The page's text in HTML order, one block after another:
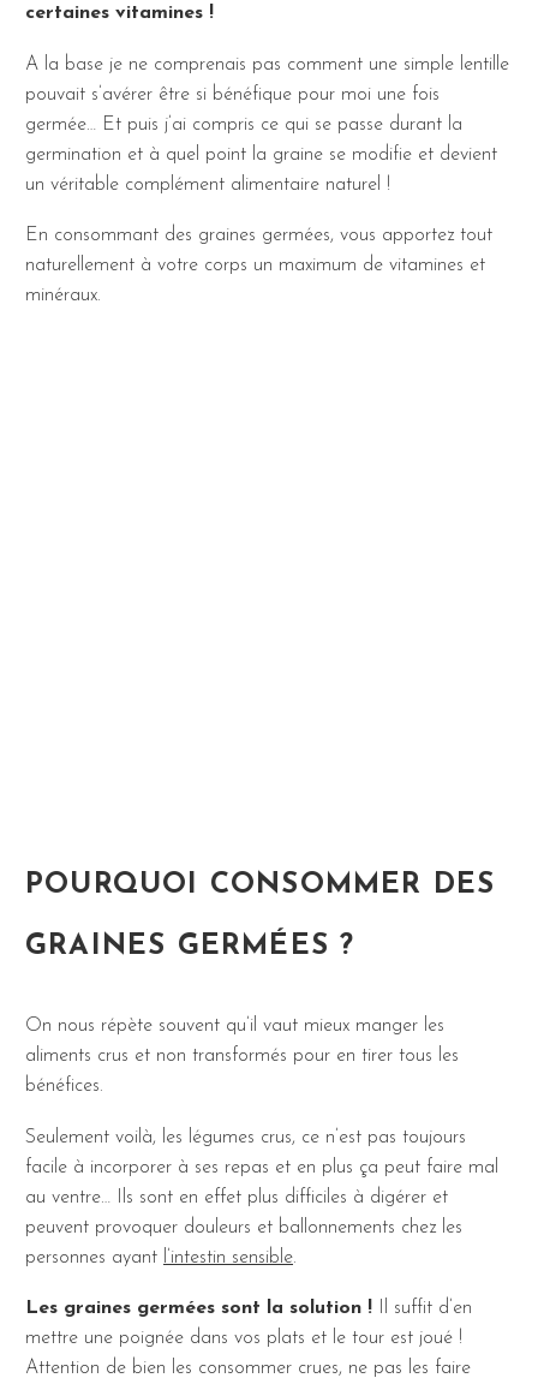
certaines vitamines !
A la base je ne comprenais pas comment une simple lentille
pouvait s’avérer être si bénéfique pour moi une fois
germée… Et puis j’ai compris ce qui se passe durant la
germination et à quel point la graine se modifie et devient
un véritable complément alimentaire naturel !
En consommant des graines germées, vous apportez tout
naturellement à votre corps un maximum de vitamines et
minéraux.
POURQUOI CONSOMMER DES
GRAINES GERMÉES ?
On nous répète souvent qu’il vaut mieux manger les
aliments crus et non transformés pour en tirer tous les
bénéfices.
Seulement voilà, les légumes crus, ce n’est pas toujours
facile à incorporer à ses repas et en plus ça peut faire mal
au ventre… Ils sont en effet plus difficiles à digérer et
peuvent provoquer douleurs et ballonnements chez les
personnes ayant
l’intestin sensible.
Les graines germées sont la solution ! Il suffit d’en
mettre une poignée dans vos plats et le tour est joué !
Attention de bien les consommer crues, ne pas les faire